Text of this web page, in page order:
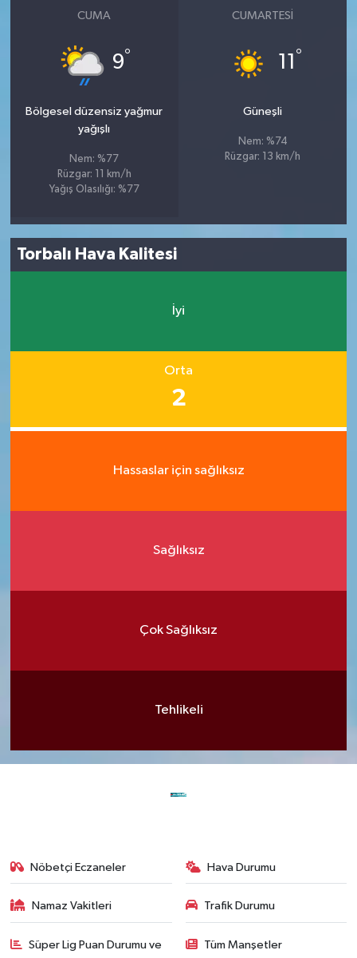
CUMA
9°
Bölgesel düzensiz yağmur
yağışlı
Nem: %77
Rüzgar: 11 km/h
Yağış Olasılığı: %77
CUMARTESI
11 °
Güneşli
Nem: %74
Rüzgar: 13 km/h
Torbalı Hava Kalitesi
İyi
Orta
2
Hassaslar için sağlıksız
Sağlıksız
Çok Sağlıksız
Tehlikeli
Nöbetçi Eczaneler Hava Durumu
Namaz Vakitleri Trafik Durumu
Süper Lig Puan Durumu ve
Tüm Manşetler